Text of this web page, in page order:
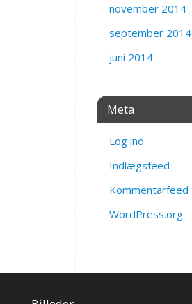
november 2014
september 2014
juni 2014
Meta
Log ind
Indlægsfeed
Kommentarfeed
WordPress.org